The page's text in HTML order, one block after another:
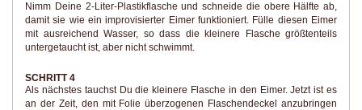
Nimm Deine 2-Liter-Plastikflasche und schneide die obere Hälfte ab,
damit sie wie ein improvisierter Eimer funktioniert. Fülle diesen Eimer
mit ausreichend Wasser, so dass die kleinere Flasche größtenteils
untergetaucht ist, aber nicht schwimmt.
SCHRITT 4
Als nächstes tauchst Du die kleinere Flasche in den Eimer. Jetzt ist es
an der Zeit, den mit Folie überzogenen Flaschendeckel anzubringen